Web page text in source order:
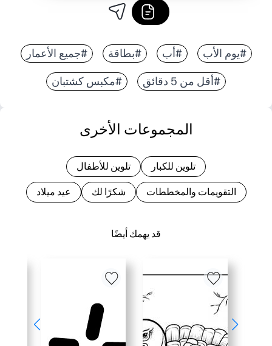
#يوم الأب #أب #بطاقة #جميع الأعمار
#أقل من 5 دقائق #مكبس كشتبان
قد يهمك أيضًا
المجموعات الأخرى
تلوين للكبار تلوين للأطفال
التقويمات والمخططات شكرًا لك عيد ميلاد